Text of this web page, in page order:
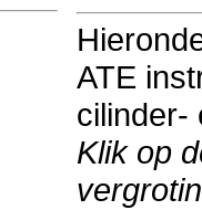
ATE
cilinder-
Klik op